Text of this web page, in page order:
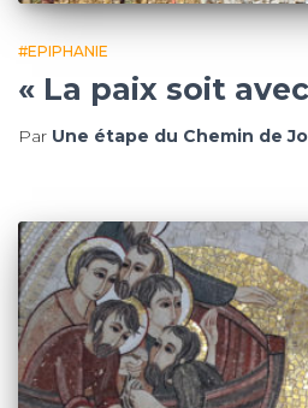
#EPIPHANIE
« La paix soit
Par Une étape du Chemin de